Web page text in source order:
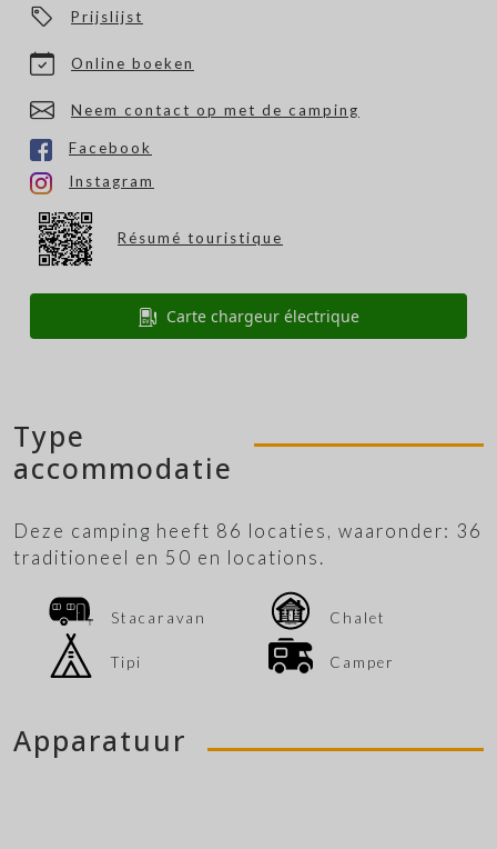
Prijslijst
Online boeken
Neem contact op met de camping
Facebook
Instagram
Résumé touristique
Carte chargeur électrique
Type
accommodatie
Deze camping heeft 86 locaties, waaronder: 36
traditioneel en 50 en locations.
Stacaravan Chalet
Tipi Camper
Apparatuur